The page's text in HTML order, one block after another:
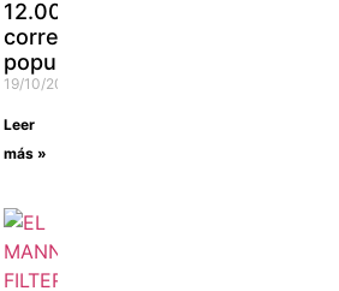
12.000
corredores
populares
19/10/2021
Leer
más »